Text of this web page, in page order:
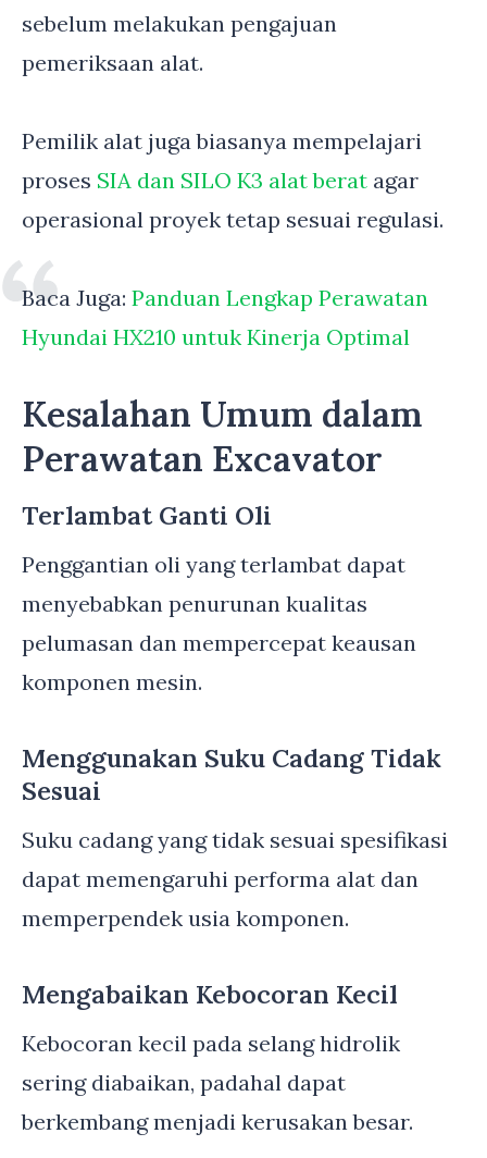
sebelum melakukan pengajuan
pemeriksaan alat.
Pemilik alat juga biasanya mempelajari
proses SIA dan SILO K3 alat berat agar
operasional proyek tetap sesuai regulasi.
Baca Juga: Panduan Lengkap Perawatan
Hyundai HX210 untuk Kinerja Optimal
Kesalahan Umum dalam
Perawatan Excavator
Terlambat Ganti Oli
Penggantian oli yang terlambat dapat
menyebabkan penurunan kualitas
pelumasan dan mempercepat keausan
komponen mesin.
Menggunakan Suku Cadang Tidak
Sesuai
Suku cadang yang tidak sesuai spesifikasi
dapat memengaruhi performa alat dan
memperpendek usia komponen.
Mengabaikan Kebocoran Kecil
Kebocoran kecil pada selang hidrolik
sering diabaikan, padahal dapat
berkembang menjadi kerusakan besar.